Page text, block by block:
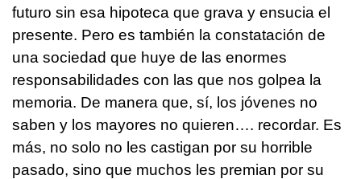
futuro sin esa hipoteca que grava y ensucia el
presente. Pero es también la constatación de
una sociedad que huye de las enormes
responsabilidades con las que nos golpea la
memoria. De manera que, sí, los jóvenes no
saben y los mayores no quieren…. recordar. Es
más, no solo no les castigan por su horrible
pasado, sino que muchos les premian por su